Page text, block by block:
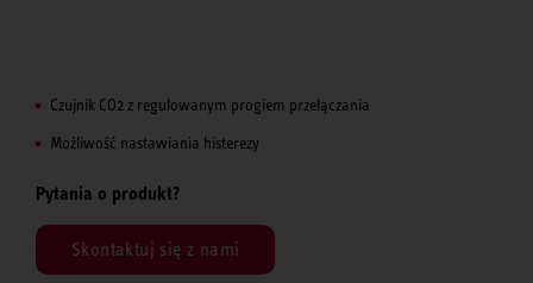
Czujnik CO2 z regulowanym progiem przełączania
Możliwość nastawiania histerezy
Pytania o produkt?
Skontaktuj się z nami